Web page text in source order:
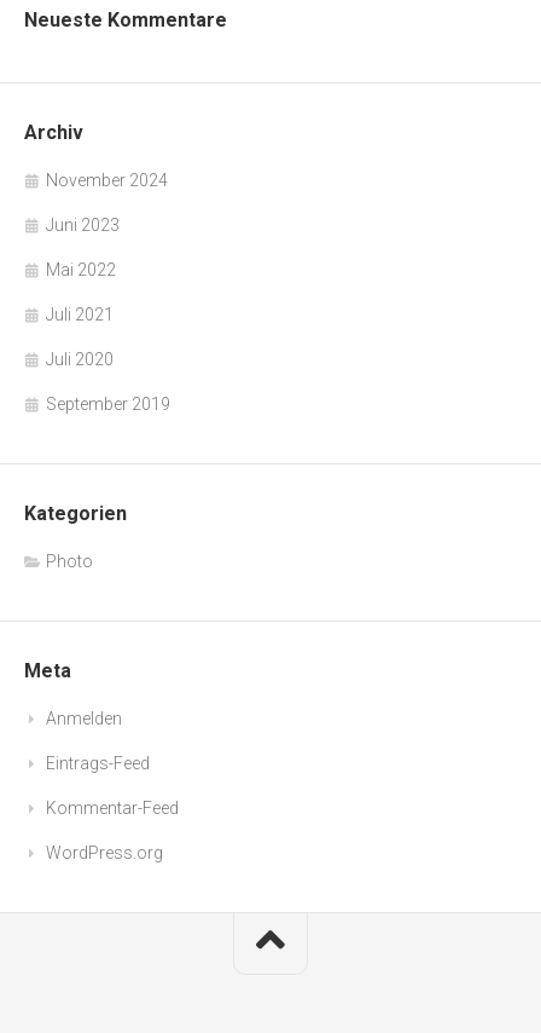
Neueste Kommentare
Archiv
November 2024
Juni 2023
Mai 2022
Juli 2021
Juli 2020
September 2019
Kategorien
Photo
Meta
Anmelden
Eintrags-Feed
Kommentar-Feed
WordPress.org